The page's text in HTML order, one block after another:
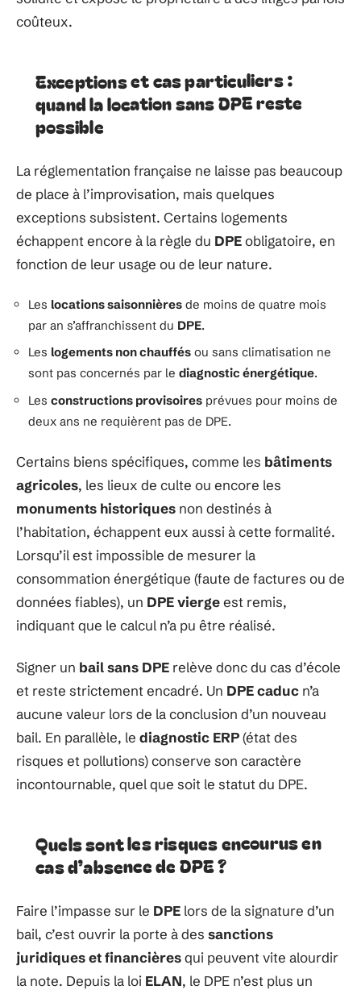
coûteux.
Exceptions et cas particuliers :
quand la location sans DPE reste
possible
La réglementation française ne laisse pas beaucoup
de place à l’improvisation, mais quelques
exceptions subsistent. Certains logements
échappent encore à la règle du DPEobligatoire, en
fonction de leur usage ou de leur nature.
Les locations saisonnières de moins de quatre mois
par an s’affranchissent du DPE.
Les logements non chauffés ou sans climatisation ne
sont pas concernés par le diagnostic énergétique.
Les constructions provisoires prévues pour moins de
deux ans ne requièrent pas de DPE.
Certains biens spécifiques, comme les bâtiments
agricoles, les lieux de culte ou encore les
monuments historiques non destinés à
l’habitation, échappent eux aussi à cette formalité.
Lorsqu’il est impossible de mesurer la
consommation énergétique (faute de factures ou de
données fiables), un DPE viergeest remis,
indiquant que le calcul n’a pu être réalisé.
Signer un bail sans DPE relève donc du cas d’école
et reste strictement encadré. Un DPE caduc n’a
aucune valeur lors de la conclusion d’un nouveau
bail. En parallèle, le diagnostic ERP(état des
risques et pollutions) conserve son caractère
incontournable, quel que soit le statut du DPE.
Quels sont les risques encourus en
cas d’absence de DPE ?
Faire l’impasse sur le DPE lors de la signature d’un
bail, c’est ouvrir la porte à des sanctions
juridiques et financièresqui peuvent vite alourdir
la note. Depuis la loi ELAN, le DPE n’est plus un